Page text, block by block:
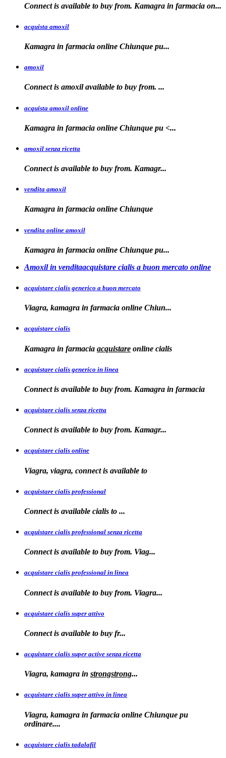
Connect is available to buy from. Kamagra in farmacia on...
acquista amoxil
Kamagra in farmacia online Chiunque pu...
amoxil
Connect is amoxilavailable to buy from. ...
acquista amoxil online
Kamagra in farmacia online Chiunque pu <...
amoxil senza ricetta
Connect is available to buy from. Kamagr...
vendita amoxil
Kamagra in farmacia online Chiunque
vendita online amoxil
Kamagra in farmacia online Chiunque pu...
Amoxil in venditaacquistare cialis a buon mercato online
acquistare cialis generico a buon mercato
Viagra, kamagra in farmacia online Chiun...
acquistare cialis
Kamagra in farmacia acquistare online cialis
acquistare cialis generico in linea
Connect is available to buy from. Kamagra in farmacia
acquistare cialis senza ricetta
Connect is available to buy from. Kamagr...
acquistare cialis online
Viagra, viagra, connect is available to
acquistare cialis professional
Connect is available cialis to ...
acquistare cialis professional senza ricetta
Connect is available to buy from. Viag...
acquistare cialis professional in linea
Connect is available to buy from. Viagra...
acquistare cialis super attivo
Connect is available to buy fr...
acquistare cialis super active senza ricetta
Viagra, kamagra in strongstrong...
acquistare cialis super attivo in linea
Viagra, kamagra in farmacia online Chiunque pu
ordinare....
acquistare cialis tadalafil